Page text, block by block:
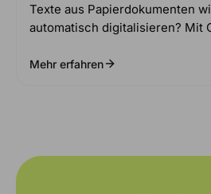
Texte aus Papierdokumenten
automatisch digitalisieren? Mit
Mehr erfahren